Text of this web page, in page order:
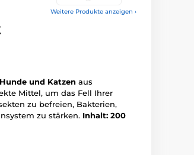
Weitere Produkte anzeigen ›
und Katzen aus
Mittel, um das Fell Ihrer
zu befreien, Bakterien,
zu stärken. Inhalt: 200